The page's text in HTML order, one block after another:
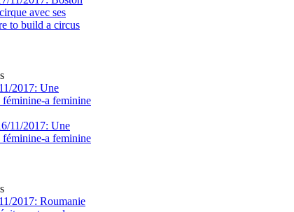
2017: Une
a feminine
2017: Roumanie